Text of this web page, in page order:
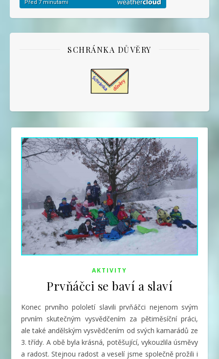
SCHRÁNKA DŮVĚRY
AKTIVITY
Prvňáčci se baví a slaví
Konec prvního pololetí slavili prvňáčci nejenom svým
prvním skutečným vysvědčením za pětiměsíční práci,
ale také andělským vysvědčením od svých kamarádů ze
3. třídy. A obě byla krásná, potěšující, vykouzlila úsměvy
a radost. Stejnou radost a veselí jsme společně prožili i